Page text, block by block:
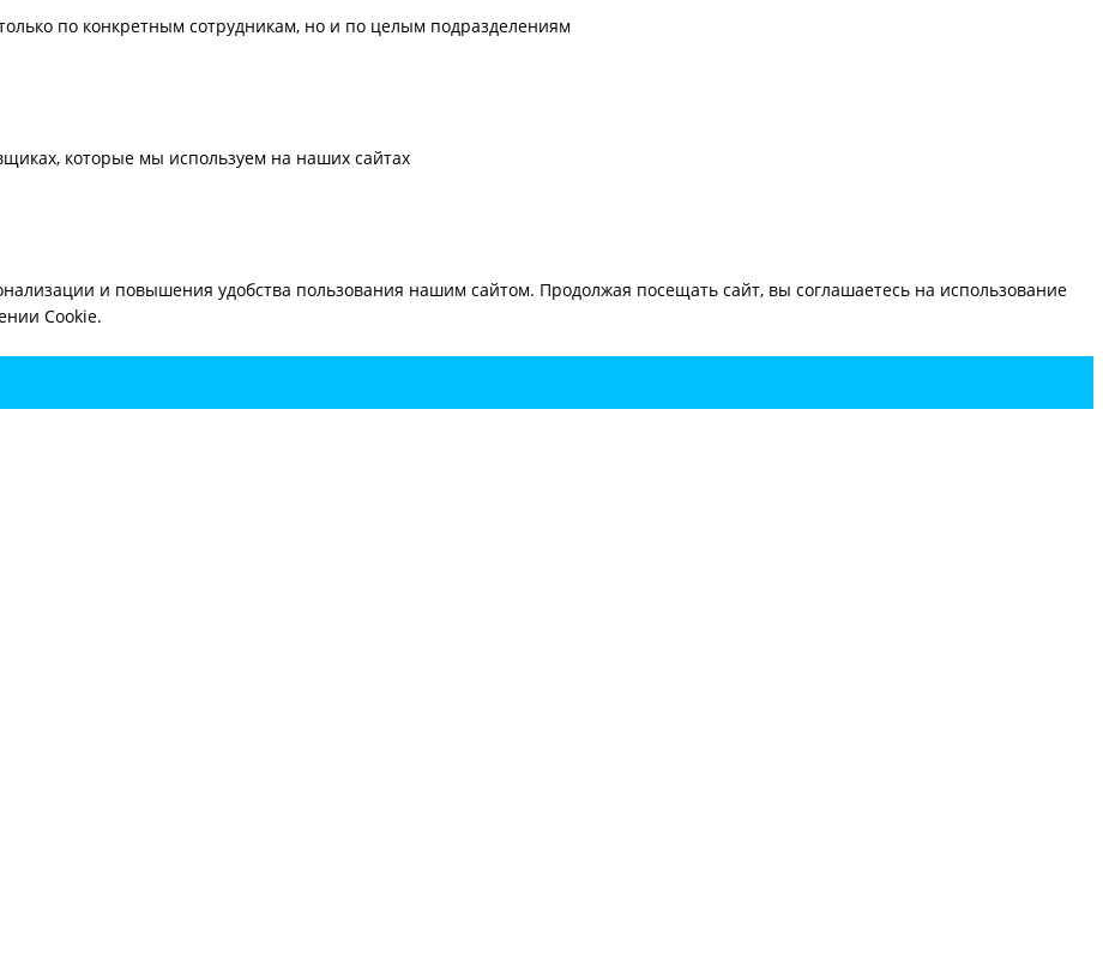
по конкретным сотрудникам, но и по целым подразделениям
которые мы используем на наших сайтах
и повышения удобства пользования нашим сайтом. Продолжая посещать сайт, вы соглашаетесь на использование
Cookie.